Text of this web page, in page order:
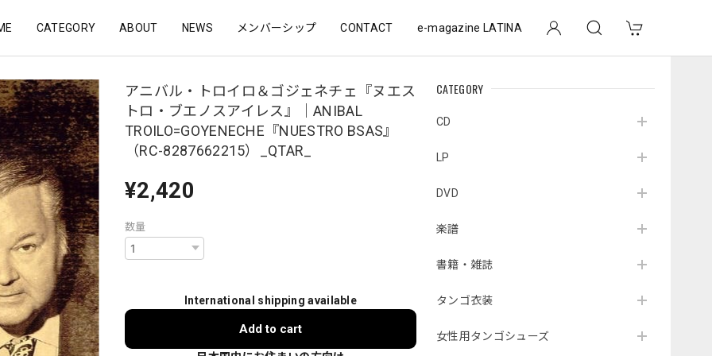
CATEGORY ABOUT NEWS メンバーシップ CONTACT e-magazine LATINA
CATEGORY
CD
LP
DVD
楽譜
書籍・雑誌
タンゴ衣装
女性用タンゴシューズ
アニバル・トロイロ＆ゴジェネチェ『ヌエス
トロ・ブエノスアイレス』｜ANIBAL
TROILO=GOYENECHE『NUESTRO BSAS』
（RC-8287662215）_QTAR_
¥2,420
数量
International shipping available
Add to cart